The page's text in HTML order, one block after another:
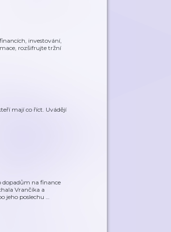
investování,
rozšifrujte tržní
mají co říct. Uvádějí
dopadům na finance
Vrančíka a
jeho poslechu …